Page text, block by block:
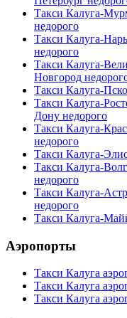
Такси Калуга-
недорого
Такси Калуга-
недорого
Такси Калуга-
Новгород
Такси Калуга-
Такси Калуга-
Дону недорого
Такси Калуга-
недорого
Такси Калуга-
Такси Калуга-
недорого
Такси Калуга-
недорого
Такси Калуга-
Аэропорты
Такси Калуга
Такси Калуга
Такси Калуга